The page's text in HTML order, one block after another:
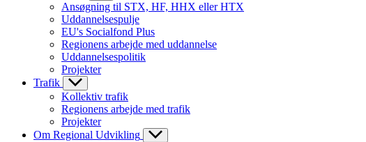
Ansøgning til STX, HF, HHX eller HTX
Uddannelsespulje
EU's Socialfond Plus
Regionens arbejde med uddannelse
Uddannelsespolitik
Projekter
Trafik
Kollektiv trafik
Regionens arbejde med trafik
Projekter
Om Regional Udvikling